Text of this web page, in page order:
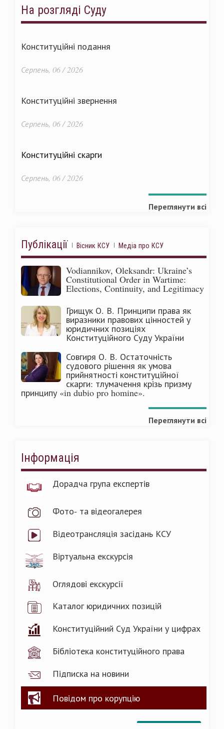
На розгляді Суду
Конституційні подання
Серпень, 06 / 2026
Конституційні звернення
Серпень, 06 / 2026
Конституційні скарги
Серпень, 06 / 2026
Переглянути всі
Публікації Вісник КСУ Медіа про КСУ
Vodiannikov, Oleksandr: Ukraine’s
Constitutional Order in Wartime:
Elections, Continuity, and Legitimacy
Грищук О. В. Принципи права як
виразники правових цінностей у
юридичних позиціях
Конституційного Суду України
Совгиря О. В. Остаточність
судового рішення як умова
прийнятності конституційної
скарги: тлумачення крізь призму
принципу «in dubio pro homine».
Переглянути всі
Інформація
Дорадча група експертів
Фото- та відеогалерея
Відеотрансляція засідань КСУ
Віртуальна екскурсія
Оглядові екскурсії
Каталог юридичних позицій
Конституційний Суд України у цифрах
Бібліотека конституційного права
Підписка на новини
Повідом про корупцію